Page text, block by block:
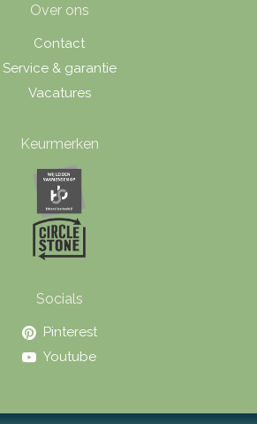
Over ons
Contact
Service & garantie
Vacatures
Keurmerken
Socials
Pinterest
Youtube